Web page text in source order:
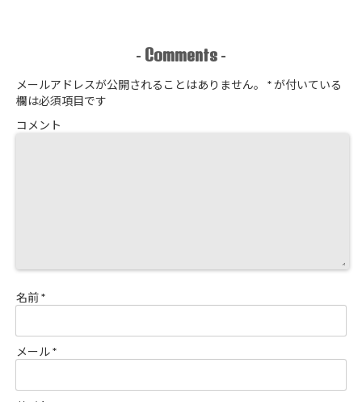
- Comments -
メールアドレスが公開されることはありません。 *が付いている
欄は必須項目です
コメント
名前*
メール*